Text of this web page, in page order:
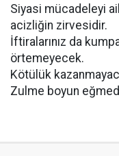
Siyasi mücadeleyi
acizliğin zirvesidir.
İftiralarınız da
örtemeyecek.
Kötülük
Zulme boyun